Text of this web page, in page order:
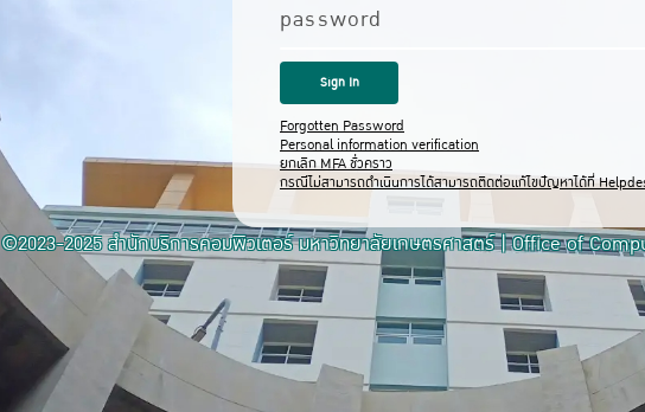
password
Forgotten Password
Personal information verification
ยกเลิก MFA ชั่วคราว
กรณีไม่สามารถดำเนินการได้สามารถติดต่อแก้ไขปัญหาได้ที่
©2023-2025 สำนักบริการคอมพิวเตอร์ มหาวิทยาลัยเกษตรศาสตร์ | Office of